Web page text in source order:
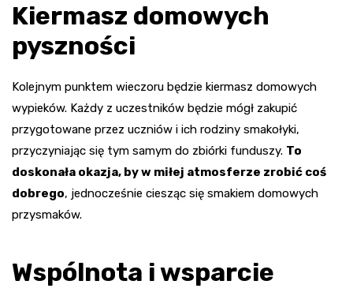
Kiermasz domowych
pyszności
Kolejnym punktem wieczoru będzie kiermasz domowych
wypieków. Każdy z uczestników będzie mógł zakupić
przygotowane przez uczniów i ich rodziny smakołyki,
przyczyniając się tym samym do zbiórki funduszy. To
doskonała okazja, by w miłej atmosferze zrobić coś
dobrego, jednocześnie ciesząc się smakiem domowych
przysmaków.
Wspólnota i wsparcie